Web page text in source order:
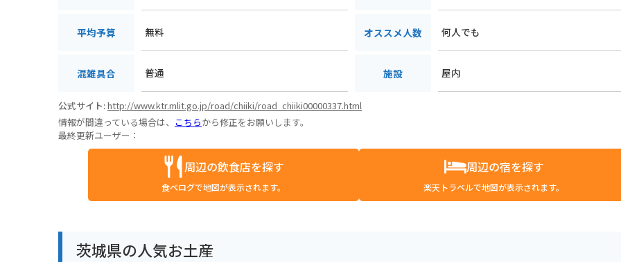
平均予算 無料 オススメ人数 何人でも
混雑具合 普通 施設 屋内
公式サイト:http://www.ktr.mlit.go.jp/road/chiiki/road_chiiki00000337.html
情報が間違っている場合は、 こちらから修正をお願いします。
最終更新ユーザー：
周辺の飲食店を探す
食べログで地図が表示されます。
周辺の宿を探す
楽天トラベルで地図が表示されます。
茨城県の人気お土産